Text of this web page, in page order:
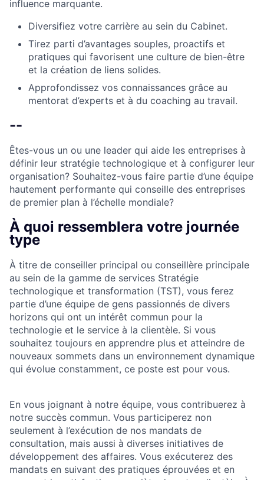
influence marquante.
Diversifiez votre carrière au sein du Cabinet.
Tirez parti d’avantages souples, proactifs et
pratiques qui favorisent une culture de bien-être
et la création de liens solides.
Approfondissez vos connaissances grâce au
mentorat d’experts et à du coaching au travail.
--
Êtes-vous un ou une leader qui aide les entreprises à
définir leur stratégie technologique et à configurer leur
organisation? Souhaitez-vous faire partie d’une équipe
hautement performante qui conseille des entreprises
de premier plan à l’échelle mondiale?
À quoi ressemblera votre journée
type
À titre de conseiller principal ou conseillère principale
au sein de la gamme de services Stratégie
technologique et transformation (TST), vous ferez
partie d’une équipe de gens passionnés de divers
horizons qui ont un intérêt commun pour la
technologie et le service à la clientèle. Si vous
souhaitez toujours en apprendre plus et atteindre de
nouveaux sommets dans un environnement dynamique
qui évolue constamment, ce poste est pour vous.
En vous joignant à notre équipe, vous contribuerez à
notre succès commun. Vous participerez non
seulement à l’exécution de nos mandats de
consultation, mais aussi à diverses initiatives de
développement des affaires. Vous exécuterez des
mandats en suivant des pratiques éprouvées et en